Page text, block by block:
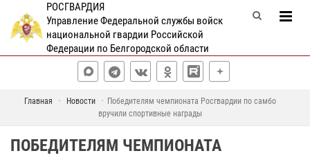
РОСГВАРДИЯ
Управление Федеральной службы войск
национальной гвардии Российской
Федерации по Белгородской области
Главная Новости
Победителям чемпионата Росгвардии по самбо
вручили спортивные награды
ПОБЕДИТЕЛЯМ ЧЕМПИОНАТА